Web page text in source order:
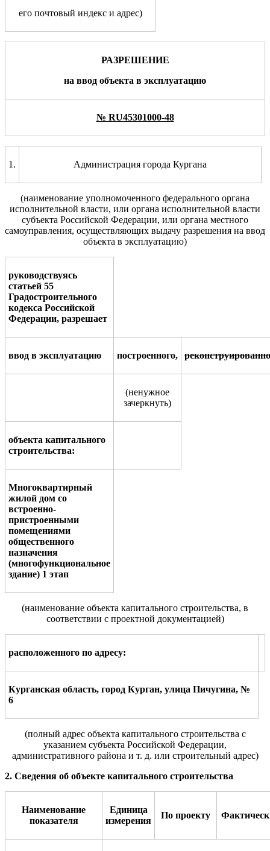
его почтовый индекс и адрес)
РАЗРЕШЕНИЕ
на ввод объекта в эксплуатацию
№ RU45301000-48
1. Администрация города Кургана
(наименование уполномоченного федерального органа
исполнительной власти, или органа исполнительной власти
субъекта Российской Федерации, или органа местного
самоуправления, осуществляющих выдачу разрешения на ввод
объекта в эксплуатацию)
руководствуясь
статьей 55
Градостроительного
кодекса Российской
Федерации, разрешает
ввод в эксплуатацию построенного, р
(ненужное
зачеркнуть)
объекта капитального
строительства:
Многоквартирный
жилой дом со
встроенно-
пристроенными
помещениями
общественного
назначения
(многофункциональное
здание) 1 этап
(наименование объекта капитального строительства, в
соответствии с проектной документацией)
расположенного по адресу:
Курганская область, город Курган, улица Пичугина, №
6
(полный адрес объекта капитального строительства с
указанием субъекта Российской Федерации,
административного района и т. д. или строительный адрес)
2. Сведения об объекте капитального строительства
Наименование
показателя
Единица
измерения
По проекту Фактиче